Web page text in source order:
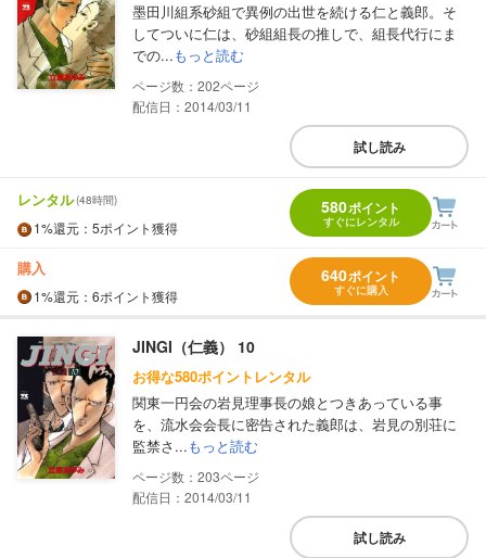
墨田川組系砂組で異例の出世を続ける仁と義郎。そ
してついに仁は、砂組組長の推しで、組長代行にま
での...もっと読む
202
配信日：2014/03/11
試し読み
レンタル(48時間)
1%還元 ：5ポイント獲得
580ポイント
すぐにレンタル
購入
1%還元 ：6ポイント獲得
640ポイント
すぐに購入
JINGI（仁義） 10
お得な580ポイントレンタル
関東一円会の岩見理事長の娘とつきあっている事
を、流水会会長に密告された義郎は、岩見の別荘に
監禁さ...もっと読む
203
配信日：2014/03/11
試し読み